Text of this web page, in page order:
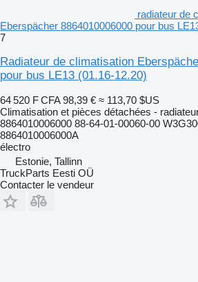
radiateur de
Eberspächer 8864010006000 pour bus
7
Radiateur de climatisation
pour bus LE13 (01.16-12.20)
64 520 F CFA 98,39 € ≈ 113,70 $US
Climatisation et pièces détachées -
8864010006000 88-64-01-00060-00
8864010006000A
électro
Estonie, Tallinn
TruckParts Eesti OÜ
Contacter le vendeur